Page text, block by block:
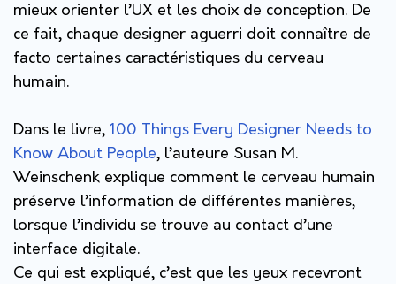
mieux orienter l’UX et les choix de conception. De
ce fait, chaque designer aguerri doit connaître de
facto certaines caractéristiques du cerveau
humain.
Dans le livre, 100 Things Every Designer Needs to
Know About People, l’auteure Susan M.
Weinschenk explique comment le cerveau humain
préserve l’information de différentes manières,
lorsque l’individu se trouve au contact d’une
interface digitale.
Ce qui est expliqué, c’est que les yeux recevront